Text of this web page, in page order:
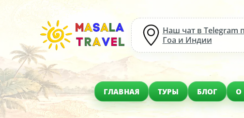
Наш чат в Telegram
Гоа и Индии
ГЛАВНАЯ ТУРЫ БЛОГ О